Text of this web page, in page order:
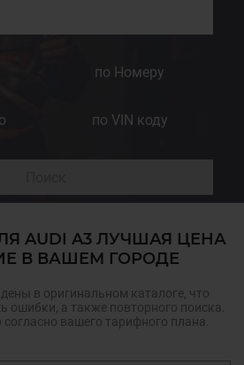
по Номеру
по VIN коду
AUDI A3 ЛУЧШАЯ ЦЕНА
В ВАШЕМ ГОРОДЕ
в оригинальном каталоге, что
ошибки, а также повторного поиска.
вашего тарифного плана.